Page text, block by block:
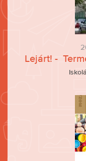
Lejárt! -